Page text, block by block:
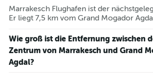
Marrakesch Flughafen ist der
Er liegt 7,5 km vom Grand Mogador
Wie groß ist die Entfernung zwischen
Zentrum von Marrakesch und Grand
Agdal?